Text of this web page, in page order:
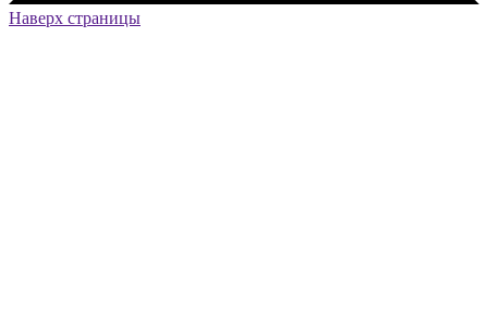
Наверх страницы